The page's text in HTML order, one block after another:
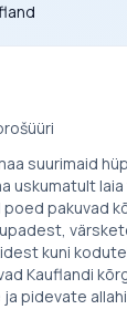
suurimaid
uskumatult
pakuvad
kuni
Kauflandi
pidevate